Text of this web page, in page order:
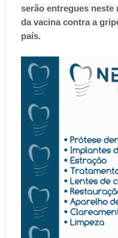
serão entregues neste
da vacina contra a
país.